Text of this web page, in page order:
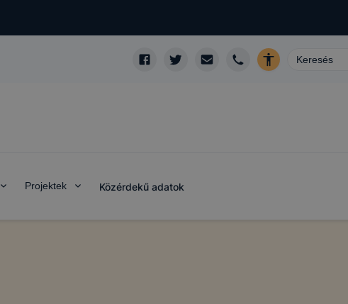
Projektek Közérdekű adatok